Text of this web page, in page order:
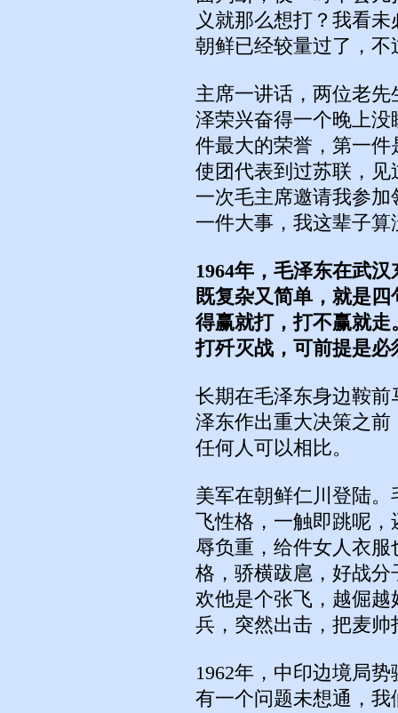
义就那么想打？我看
朝鲜已经较量过了，
主席一讲话，两位老
泽荣兴奋得一个晚上
件最大的荣誉，第一
使团代表到过苏联，
一次毛主席邀请我参
一件大事，我这辈子
1964年，毛泽东在武
既复杂又简单，就是
得赢就打，打不赢就
打歼灭战，可前提是
长期在毛泽东身边鞍
泽东作出重大决策之前
任何人可以相比。
美军在朝鲜仁川登陆
飞性格，一触即跳呢
辱负重，给件女人衣
格，骄横跋扈，好战
欢他是个张飞，越倔
兵，突然出击，把麦帅
1962年，中印边境局
有一个问题未想通，